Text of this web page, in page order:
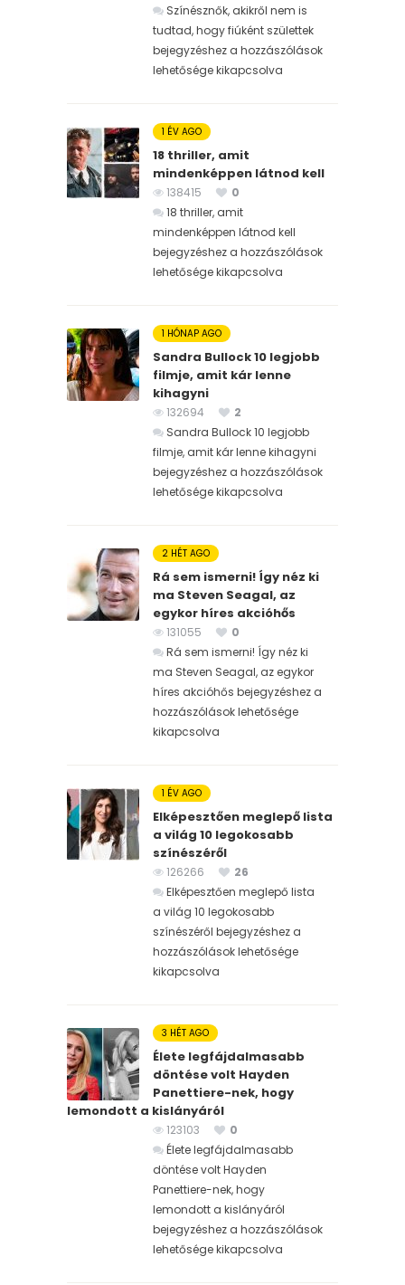
Színésznők, akikről nem is
tudtad, hogy fiúként születtek
bejegyzéshez a hozzászólások
lehetősége kikapcsolva
1 ÉV AGO
18 thriller, amit
mindenképpen látnod kell
138415
0
18 thriller, amit
mindenképpen látnod kell
bejegyzéshez a hozzászólások
lehetősége kikapcsolva
1 HÓNAP AGO
Sandra Bullock 10 legjobb
filmje, amit kár lenne
kihagyni
132694
2
Sandra Bullock 10 legjobb
filmje, amit kár lenne kihagyni
bejegyzéshez a hozzászólások
lehetősége kikapcsolva
2 HÉT AGO
Rá sem ismerni! Így néz ki
ma Steven Seagal, az
egykor híres akcióhős
131055
0
Rá sem ismerni! Így néz ki
ma Steven Seagal, az egykor
híres akcióhős bejegyzéshez a
hozzászólások lehetősége
kikapcsolva
1 ÉV AGO
Elképesztően meglepő lista
a világ 10 legokosabb
színészéről
126266
26
Elképesztően meglepő lista
a világ 10 legokosabb
színészéről bejegyzéshez a
hozzászólások lehetősége
kikapcsolva
3 HÉT AGO
Élete legfájdalmasabb
döntése volt Hayden
Panettiere-nek, hogy
lemondott a kislányáról
123103
0
Élete legfájdalmasabb
döntése volt Hayden
Panettiere-nek, hogy
lemondott a kislányáról
bejegyzéshez a hozzászólások
lehetősége kikapcsolva